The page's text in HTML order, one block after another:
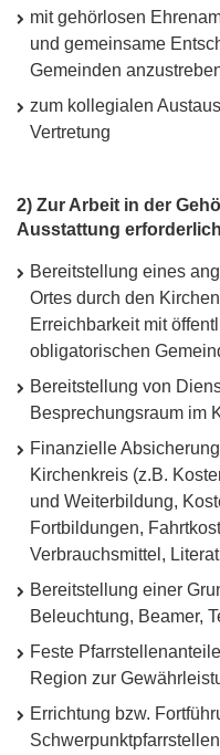
mit gehörlosen
und gemeinsame
Gemeinden
zum kollegialen
Vertretung
2) Zur Arbeit in der
Ausstattung
Bereitstellung eines
Ortes durch den
Erreichbarkeit mit
obligatorischen
Bereitstellung von
Besprechungsraum im
Finanzielle
Kirchenkreis (z.B.
und Weiterbildung,
Fortbildungen,
Verbrauchsmittel,
Bereitstellung einer
Beleuchtung, Beamer,
Feste
Region zur
Errichtung bzw.
Schwerpunktpfarrstellen